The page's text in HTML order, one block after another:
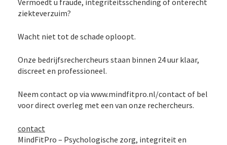
Vermoedt u fraude, integriteitsschending of onterecht
ziekteverzuim?
Wacht niet tot de schade oploopt.
Onze bedrijfsrechercheurs staan binnen 24 uur klaar,
discreet en professioneel.
Neem contact op via www.mindfitpro.nl/contact of bel
voor direct overleg met een van onze rechercheurs.
contact
MindFitPro – Psychologische zorg, integriteit en